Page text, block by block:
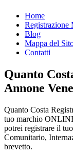
Home
Blog
Mappa del
Contatti
Quanto
Annone
Quanto Costa
tuo marchio
potrei registrare il
Comunitario,
brevetto.